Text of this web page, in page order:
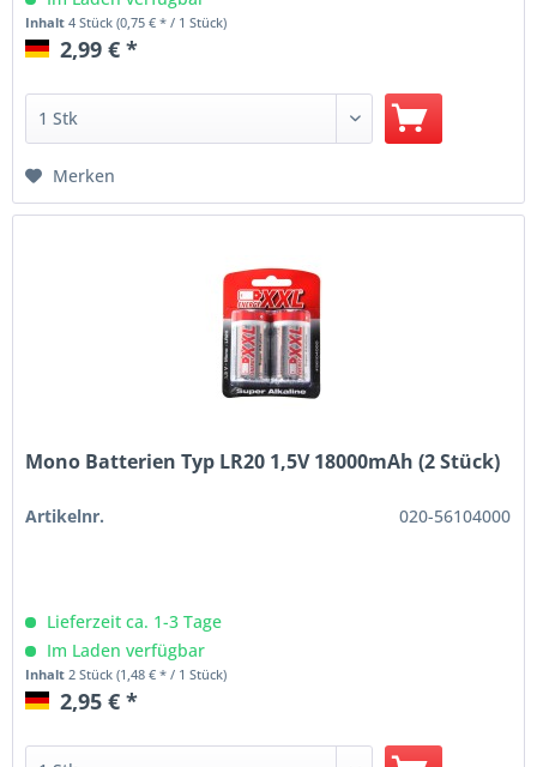
Inhalt4 Stück(0,75 € * / 1 Stück)
2,99 € *
Merken
Mono Batterien Typ LR20 1,5V 18000mAh (2 Stück)
Artikelnr. 020-56104000
Lieferzeit ca. 1-3 Tage
Im Laden verfügbar
Inhalt 2 Stück(1,48 € * / 1 Stück)
2,95 € *